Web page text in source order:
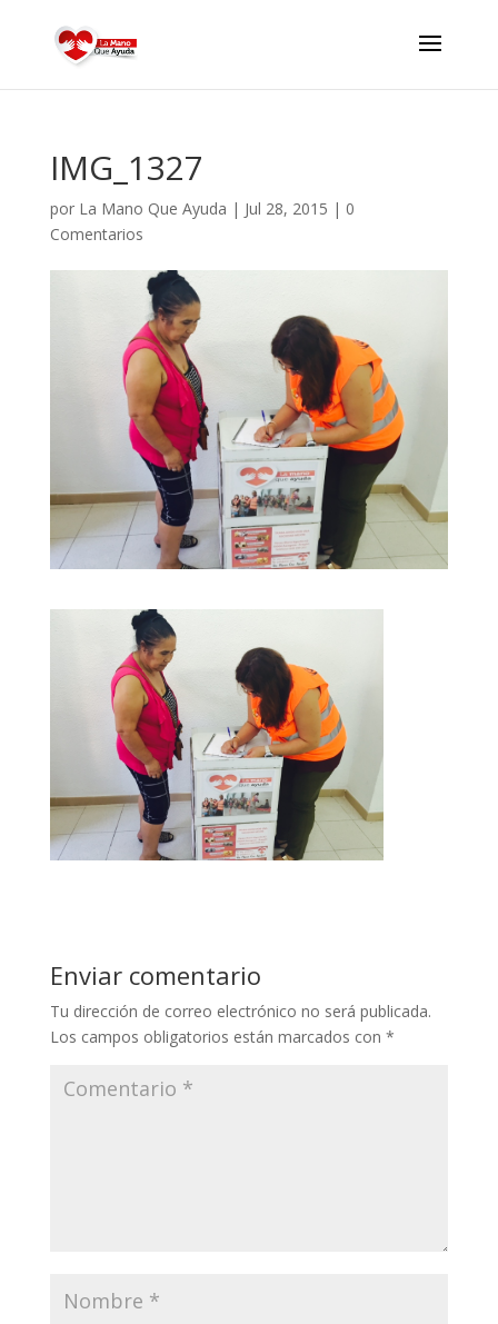
IMG_1327
por La Mano Que Ayuda | Jul 28, 2015 | 0
Comentarios
Enviar comentario
Tu dirección de correo electrónico no será publicada.
Los campos obligatorios están marcados con *